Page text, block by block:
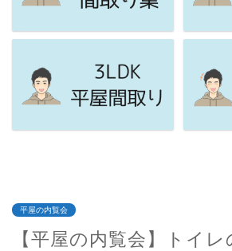
平屋の内覧会
【平屋の内覧会】トイ